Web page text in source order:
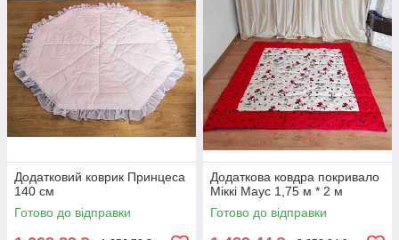
Додатковий коврик Принцеса
140 см
Готово до відправки
Додаткова ковдра покривало
Міккі Маус 1,75 м * 2 м
Готово до відправки